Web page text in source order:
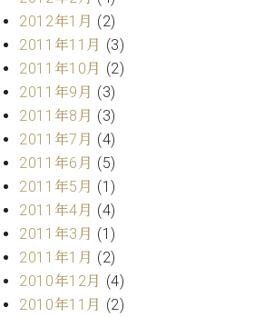
ビ
ス
(調
律)
調
師
紹
介
調
律
料
表
お
2012年1月 (2)
2011年11月 (3)
2011年10月 (2)
2011年9月 (3)
2011年8月 (3)
2011年7月 (4)
2011年6月 (5)
2011年5月 (1)
2011年4月 (4)
2011年3月 (1)
2011年1月 (2)
2010年12月 (4)
2010年11月 (2)